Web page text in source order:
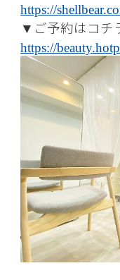
https://
▼ ご予約はコチ
https://